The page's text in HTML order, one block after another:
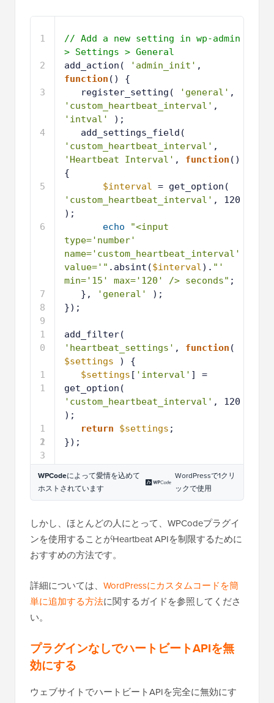
1
2
3
4
5
6
7
8
9
1
0
1
1
1
2
1
3
// Add a new setting in wp-admin
> Settings > General
add_action(
'admin_init'
function () {
register_setting(
'general'
'custom_heartbeat_interval'
'intval'
);
'custom_heartbeat_interval'
'Heartbeat Interval' , function ()
{
$interval
'custom_heartbeat_interval' , 120
);
echo
"<input
type='number'
name='custom_heartbeat_interval'
value='" .absint($interval). "'
min='15' max='120' /> seconds" ;
},
'general'
);
});
'heartbeat_settings' , function
$settings
) {
$settings [ 'interval' ] =
'custom_heartbeat_interval' , 120
);
return
$settings ;
});
WPCodeによって愛情を込めて
ホストされています
WordPressで1クリ
ックで使用
しかし、ほとんどの人にとって、WPCodeプラグイ
ンを使用することがHeartbeat APIを制限するために
おすすめの方法です。
詳細については、 WordPressにカスタムコードを簡
単に追加する方法に関するガイドを参照してくださ
い。
プラグインなしでハートビートAPIを無
効にする
ウェブサイトでハートビートAPIを完全に無効にす